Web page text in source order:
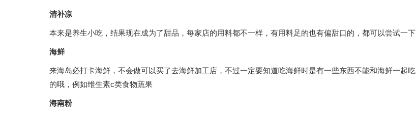
清补凉
本来是养生小吃，结果现在成为了甜品，每家店的用料都不一样，有用料足的也有偏甜口的，都可以尝试一下
海鲜
来海岛必打卡海鲜，不会做可以买了去海鲜加工店，不过一定要知道吃海鲜时是有一些东西不能和海鲜一起吃
的哦，例如维生素c类食物蔬果
海南粉